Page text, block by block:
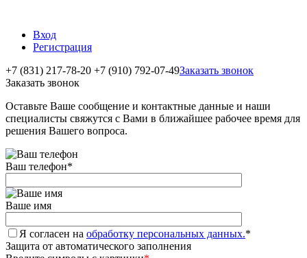
Вход
Регистрация
+7 (831) 217-78-20 +7 (910) 792-07-49Заказать звонок
Заказать звонок
Оставьте Ваше сообщение и контактные данные и наши
специалисты свяжутся с Вами в ближайшее рабочее время для
решения Вашего вопроса.
Ваш телефон*
Ваше имя
Я согласен на обработку персональных данных.*
Защита от автоматического заполнения